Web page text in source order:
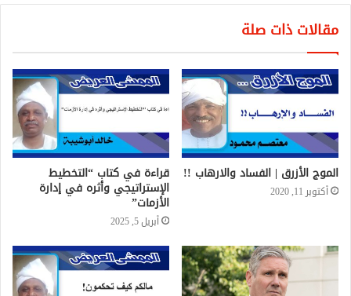
مقالات ذات صلة
الموج الأزرق | الفساد والارهاب !!
أكتوبر 11, 2020
قراءة في كتاب “التخطيط
الإستراتيجي وأثره في إدارة
الأزمات”
أبريل 5, 2025